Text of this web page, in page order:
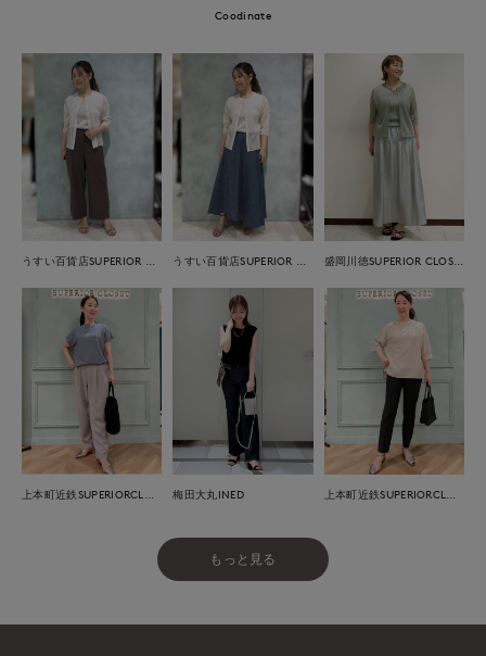
Coodinate
梅田大丸INED
もっと見る